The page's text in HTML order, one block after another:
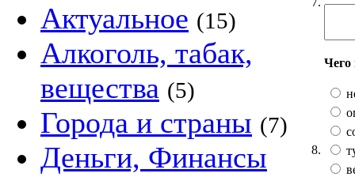
Актуальное (15)
Алкоголь, табак,
вещества (5)
Города и страны (7)
Деньги, Финансы 8.
Чего